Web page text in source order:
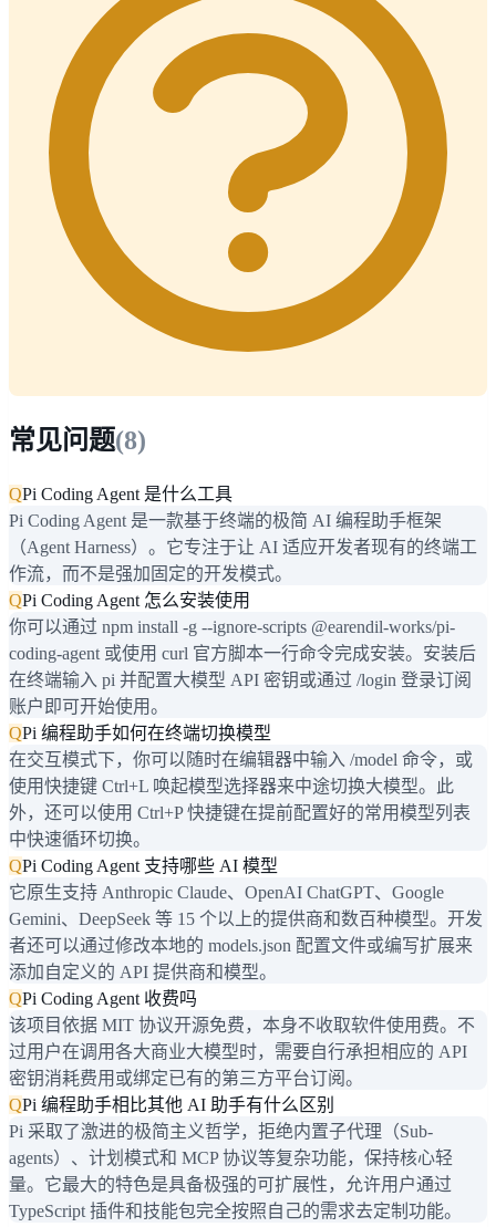
常见问题(8)
QPi Coding Agent 是什么工具
Pi Coding Agent 是一款基于终端的极简 AI 编程助手框架
（Agent Harness）。它专注于让 AI 适应开发者现有的终端工
作流，而不是强加固定的开发模式。
QPi Coding Agent 怎么安装使用
你可以通过 npm install -g --ignore-scripts @earendil-works/pi-
coding-agent 或使用 curl 官方脚本一行命令完成安装。安装后
在终端输入 pi 并配置大模型 API 密钥或通过 /login 登录订阅
账户即可开始使用。
QPi 编程助手如何在终端切换模型
在交互模式下，你可以随时在编辑器中输入 /model 命令，或
使用快捷键 Ctrl+L 唤起模型选择器来中途切换大模型。此
外，还可以使用 Ctrl+P 快捷键在提前配置好的常用模型列表
中快速循环切换。
QPi Coding Agent 支持哪些 AI 模型
它原生支持 Anthropic Claude、OpenAI ChatGPT、Google
Gemini、DeepSeek 等 15 个以上的提供商和数百种模型。开发
者还可以通过修改本地的 models.json 配置文件或编写扩展来
添加自定义的 API 提供商和模型。
QPi Coding Agent 收费吗
该项目依据 MIT 协议开源免费，本身不收取软件使用费。不
过用户在调用各大商业大模型时，需要自行承担相应的 API
密钥消耗费用或绑定已有的第三方平台订阅。
QPi 编程助手相比其他 AI 助手有什么区别
Pi 采取了激进的极简主义哲学，拒绝内置子代理（Sub-
agents）、计划模式和 MCP 协议等复杂功能，保持核心轻
量。它最大的特色是具备极强的可扩展性，允许用户通过
TypeScript 插件和技能包完全按照自己的需求去定制功能。